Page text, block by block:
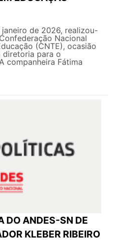
de 2026, realizou-
Nacional
(CNTE), ocasião
diretoria para o
companheira Fátima
DO ANDES-SN DE
KLEBER RIBEIRO